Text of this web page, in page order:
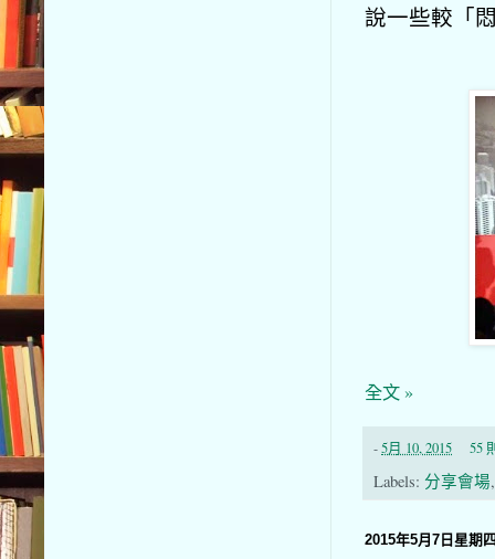
說一些較「
全文 »
-5月 10, 2015 55
Labels: 分享會場
2015年5月7日星期